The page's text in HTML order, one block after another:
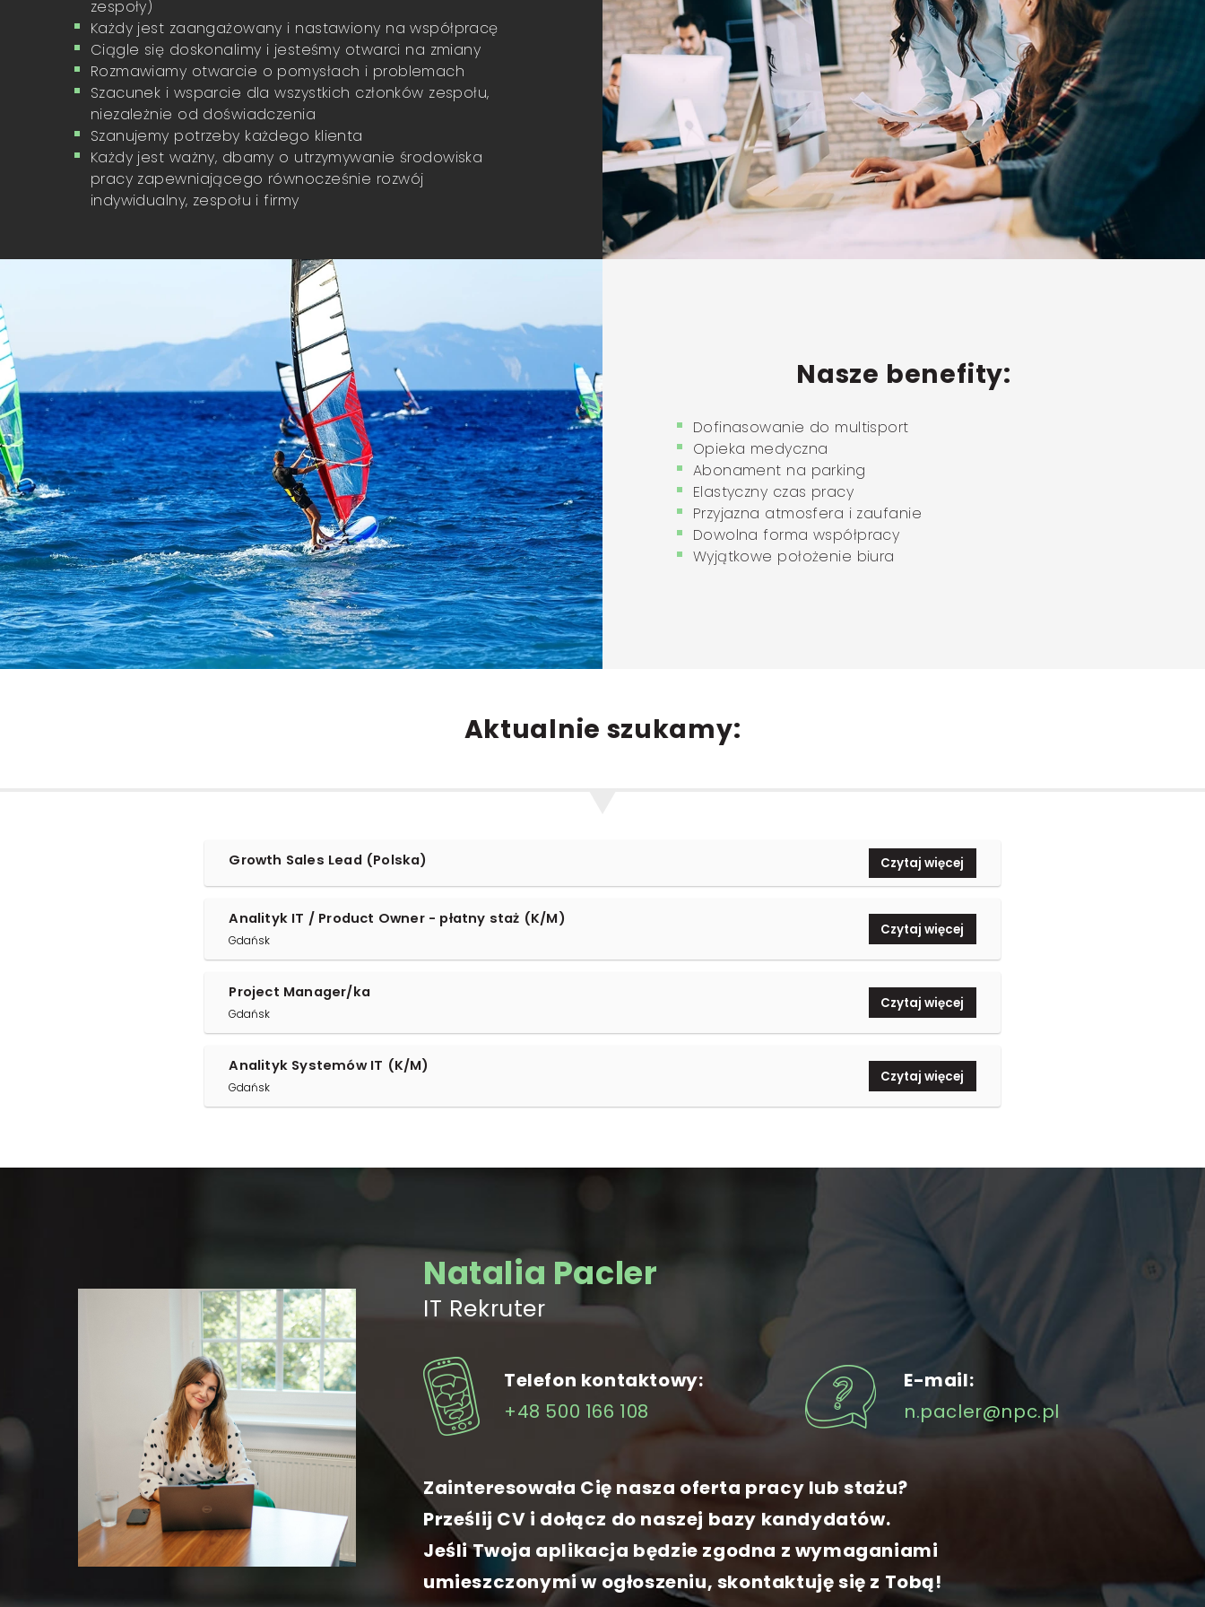
zespoły)
Każdy jest zaangażowany i nastawiony na współpracę
Ciągle się doskonalimy i jesteśmy otwarci na zmiany
Rozmawiamy otwarcie o pomysłach i problemach
Szacunek i wsparcie dla wszystkich członków zespołu,
niezależnie od doświadczenia
Szanujemy potrzeby każdego klienta
Każdy jest ważny, dbamy o utrzymywanie środowiska
pracy zapewniającego równocześnie rozwój
indywidualny, zespołu i firmy
Nasze benefity:
Dofinasowanie do multisport
Opieka medyczna
Abonament na parking
Elastyczny czas pracy
Przyjazna atmosfera i zaufanie
Dowolna forma współpracy
Wyjątkowe położenie biura
Aktualnie szukamy:
Growth Sales Lead (Polska) Czytaj więcej
Analityk IT / Product Owner - płatny staż (K/M)
Gdańsk
Czytaj więcej
Project Manager/ka
Gdańsk
Czytaj więcej
Analityk Systemów IT (K/M)
Gdańsk
Czytaj więcej
Natalia Pacler
IT Rekruter
Telefon kontaktowy:
+48 500 166 108
E-mail:
n.pacler@npc.pl
Zainteresowała Cię nasza oferta pracy lub stażu?
Prześlij CV i dołącz do naszej bazy kandydatów.
Jeśli Twoja aplikacja będzie zgodna z wymaganiami
umieszczonymi w ogłoszeniu, skontaktuję się z Tobą!